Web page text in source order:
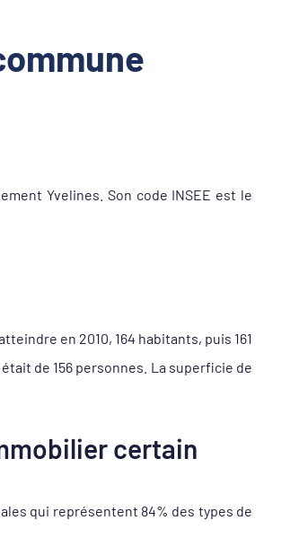
Yvelines. Son code INSEE est le
en 2010, 164 habitants, puis 161
de 156 personnes. La superficie de
certain
qui représentent 84% des types de